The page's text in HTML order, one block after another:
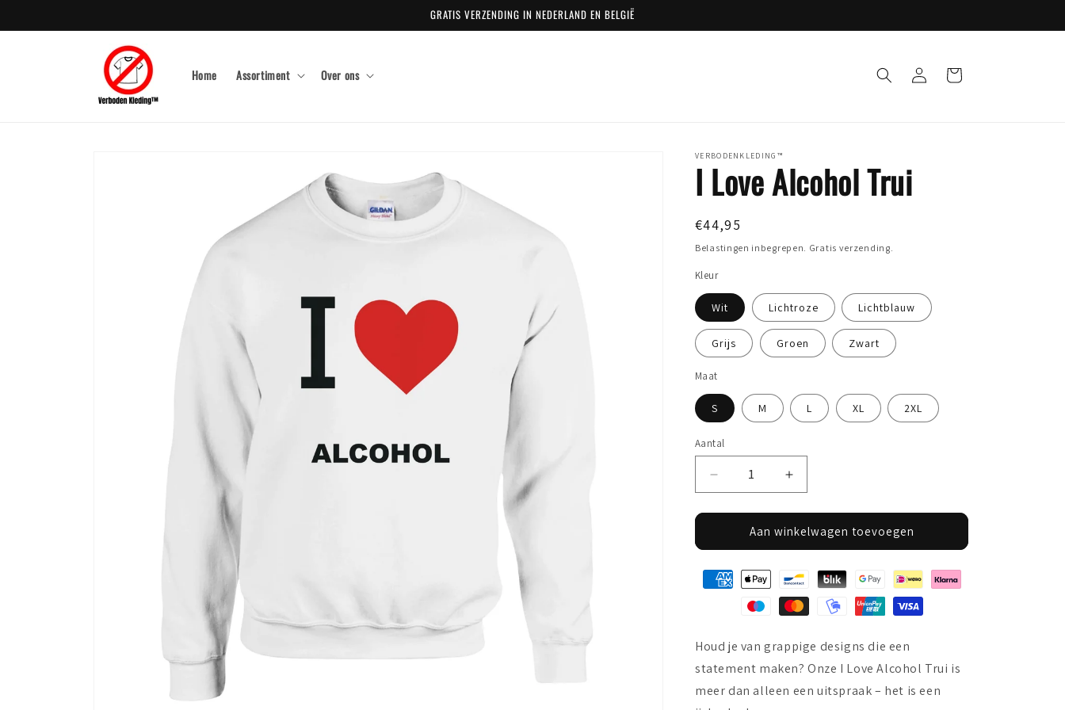
content
GRATIS VERZENDING IN NEDERLAND EN BELGIË
Home Assortiment Over ons InloggenWinkelwagen
VERBODENKLEDING™
I Love Alcohol Trui
Normale
prijs
€44,95
Belastingen inbegrepen. Gratis verzending.
Kleur
Wit Lichtroze Lichtblauw
Grijs Groen Zwart
Maat
S M L XL 2XL
Aantal
Aantal
verlagen
voor
Love
Trui
Aantal
verhogen
voor
I
Love
Trui
Aan winkelwagen toevoegen
Houd je van grappige designs die een
statement maken? Onze I Love Alcohol Trui is
meer dan alleen een uitspraak – het is een